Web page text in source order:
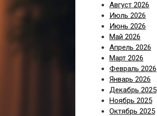
Август 2026
Июль 2026
Июнь 2026
Май 2026
Апрель 2026
Март 2026
Февраль 2026
Январь 2026
Декабрь 2025
Ноябрь 2025
Октябрь 2025